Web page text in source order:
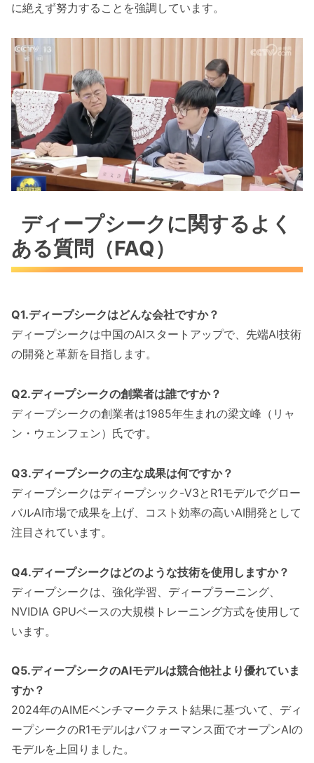
に絶えず努力することを強調しています。
ディープシークに関するよく
ある質問（FAQ）
Q1.ディープシークはどんな会社ですか？
ディープシークは中国のAIスタートアップで、先端AI技術
の開発と革新を目指します。
Q2.ディープシークの創業者は誰ですか？
ディープシークの創業者は1985年生まれの梁文峰（リャ
ン・ウェンフェン）氏です。
Q3.ディープシークの主な成果は何ですか？
ディープシークはディープシック-V3とR1モデルでグロー
バルAI市場で成果を上げ、コスト効率の高いAI開発として
注目されています。
Q4.ディープシークはどのような技術を使用しますか？
ディープシークは、強化学習、ディープラーニング、
NVIDIA GPUベースの大規模トレーニング方式を使用して
います。
Q5.ディープシークのAIモデルは競合他社より優れていま
すか？
2024年のAIMEベンチマークテスト結果に基づいて、ディ
ープシークのR1モデルはパフォーマンス面でオープンAIの
モデルを上回りました。